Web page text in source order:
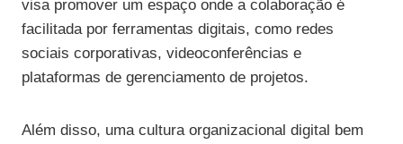
visa promover um espaço onde a colaboração é
facilitada por ferramentas digitais, como redes
sociais corporativas, videoconferências e
plataformas de gerenciamento de projetos.
Além disso, uma cultura organizacional digital bem